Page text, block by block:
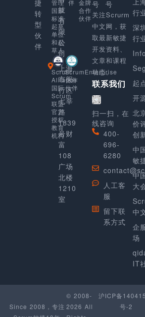
捷
转
型
伙
伴
技
有
限
公
司
上海
市闵
行区
七莘
路
1839
号财
富
108
广场
北楼
1210
室
管理
国家
标准
起草
单位
和起
草人
伴 金牌
合作
伙伴
Scrum
Alliance
国际
Scrum
联盟
官方
授权
教育
机构
ScrumEnterprise
合作
伙伴
号
号
关注Scrurm
中文网，获
取最新敏捷
开发资料、
文章和课程
动态。
联系我们
扫一扫，在
线咨询
400-
696-
6280
人工客
服
留下联
系方式
行
深
行
起
开
北
价
创
中
敏
中
大
中
企
场
IT
Since 2008，专注
© 2008-
2026 All
沪ICP备
号-2